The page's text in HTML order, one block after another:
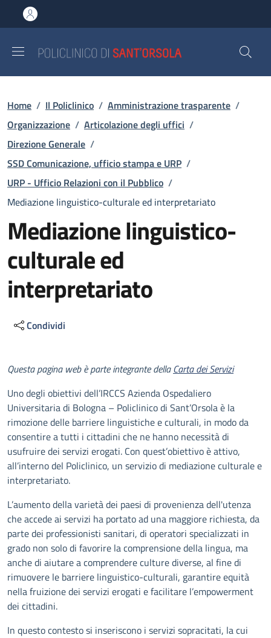
al contenuto principale
to footer content
Briciole di pane
Home / Il Policlinico / Amministrazione trasparente /
Organizzazione / Articolazione degli uffici /
Direzione Generale /
SSD Comunicazione, ufficio stampa e URP /
URP - Ufficio Relazioni con il Pubblico /
Mediazione linguistico-culturale ed interpretariato
Mediazione linguistico-
culturale ed
interpretariato
Condividi
Descrizione
Questa pagina web è parte integrante dellaCarta dei Servizi
Uno degli obiettivi dell’IRCCS Azienda Ospedaliero
Universitaria di Bologna – Policlinico di Sant’Orsola è la
rimozione delle barriere linguistiche e culturali, in modo da
consentire a tutti i cittadini che ne hanno necessità di
usufruire dei servizi erogati. Con quest’obiettivo è attivo,
all’interno del Policlinico, un servizio di mediazione culturale e
interpretariato.
L’aumento della varietà dei paesi di provenienza dell'utenza
che accede ai servizi ha portato ad una maggiore richiesta, da
parte dei professionisti sanitari, di operatori specializzati in
grado non solo di favorire la comprensione della lingua, ma
anche di aiutare a comprendere culture diverse, al fine di
rimuovere le barriere linguistico-culturali, garantire equità
nella fruizione dei servizi erogati e facilitare l’empowerment
dei cittadini.
In questo contesto si inseriscono i servizi sopracitati, la cui